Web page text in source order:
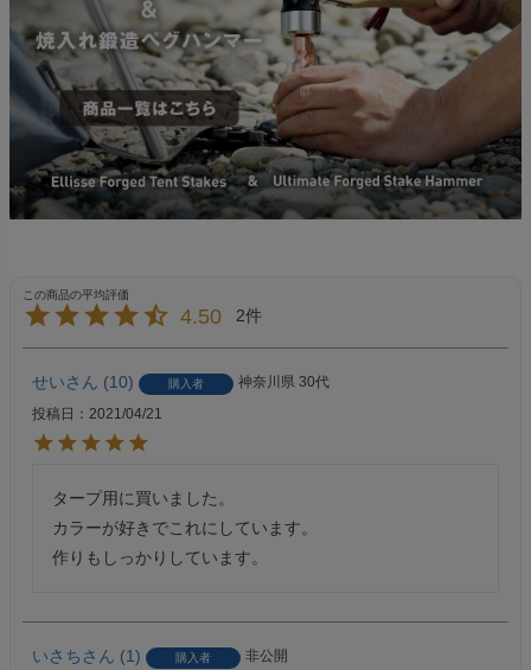
4.50 2
せい 10 購入者 神奈川県 30代
投稿日
2021/04/21
タープ用に買いました。
カラーが好きでこれにしています。
作りもしっかりしています。
いさち 1 購入者 非公開